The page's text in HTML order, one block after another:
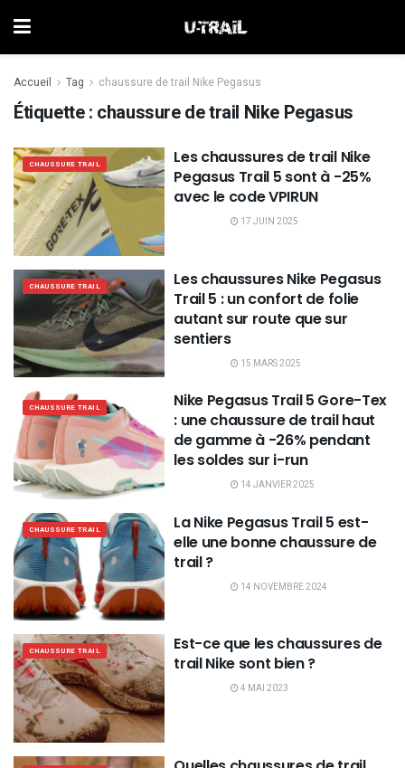
Accueil Tag chaussure de trail Nike Pegasus
Étiquette : chaussure de trail Nike Pegasus
CHAUSSURE TRAIL
Les chaussures de trail Nike
Pegasus Trail 5 sont à -25%
avec le code VPIRUN
17 JUIN 2025
CHAUSSURE TRAIL
Les chaussures Nike Pegasus
Trail 5 : un confort de folie
autant sur route que sur
sentiers
15 MARS 2025
CHAUSSURE TRAIL
Nike Pegasus Trail 5 Gore-Tex
: une chaussure de trail haut
de gamme à -26% pendant
les soldes sur i-run
14 JANVIER 2025
CHAUSSURE TRAIL
La Nike Pegasus Trail 5 est-
elle une bonne chaussure de
trail ?
14 NOVEMBRE 2024
CHAUSSURE TRAIL
Est-ce que les chaussures de
trail Nike sont bien ?
4 MAI 2023